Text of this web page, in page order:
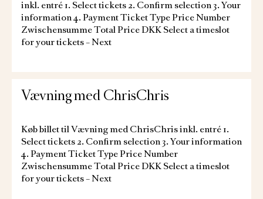
inkl. entré 1. Select tickets 2. Confirm selection 3. Your
information 4. Payment Ticket Type Price Number
Zwischensumme Total Price DKK Select a timeslot
for your tickets – Next
Vævning med ChrisChris
Køb billet til Vævning med ChrisChris inkl. entré 1.
Select tickets 2. Confirm selection 3. Your information
4. Payment Ticket Type Price Number
Zwischensumme Total Price DKK Select a timeslot
for your tickets – Next